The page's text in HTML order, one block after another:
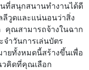
ที่สนุกสนานทำงานได้ดี
ลีวูดและแน่นอนว่าสิ่ง
คุณสามารถจ้างในฉาก
ำวันการเล่นบัตร
ยทั้งหมดนี้สร้างขึ้นเพื่อ
คิดที่คุณเลือก